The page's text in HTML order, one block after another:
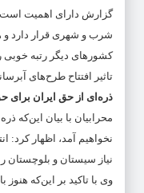
گزارش دارای اهمیت
شرب و شهری قرار دارد و
کشورهای دیگر رتبه
تاثیر افتتاح طرح‌های
ذره‌ای از حق‌ ایران برای
محرابیان با بیان این‌که
نخواهیم آمد، اظهار کرد:
نیاز سیستان و بلوچستان را
وی با تاکید بر این‌که